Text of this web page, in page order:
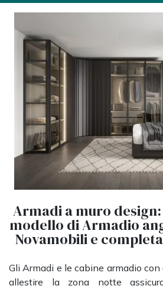
Armadi a muro
modello di Armadio
Novamobili e
Gli Armadi e le cabine armadio
allestire la zona notte